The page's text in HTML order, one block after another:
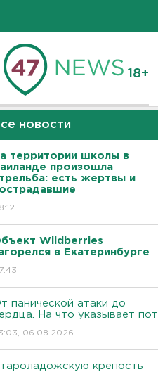
18+
новости
территории школы в
произошла
есть жертвы и
Wildberries
в Екатеринбурге
панической атаки до
На что указывает пот
06.08.2026
крепость